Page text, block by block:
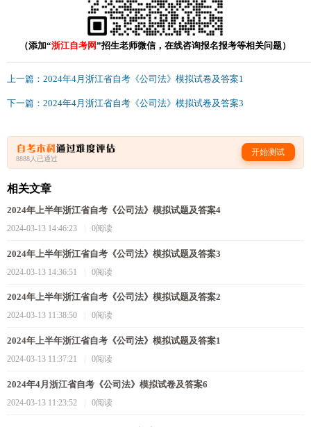
（添加“浙江自考网”招生老师微信，在线咨询报名报考等相关问题）
上一篇：2024年4月浙江省自考《公司法》模拟试卷及答案1
下一篇：2024年4月浙江省自考《公司法》模拟试卷及答案3
8888人已通过
开始测试
相关文章
2024年上半年浙江省自考《公司法》模拟试题及答案4
2024-03-13 14:46:23
|0阅读
2024年上半年浙江省自考《公司法》模拟试题及答案3
2024-03-13 14:36:51
|0阅读
2024年上半年浙江省自考《公司法》模拟试题及答案2
2024-03-13 11:38:50
|0阅读
2024年上半年浙江省自考《公司法》模拟试题及答案1
2024-03-13 11:37:21
|0阅读
2024年4月浙江省自考《公司法》模拟试卷及答案6
2024-03-13 11:23:52
|0阅读